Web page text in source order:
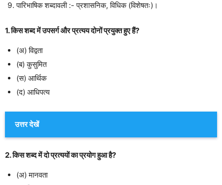
पारिभाषिक शब्दावली :- प्रशासनिक, विधिक (विशेषतः)।
1. किस शब्द में उपसर्ग और प्रत्यय दोनों प्रयुक्त हुए हैं?
(अ) विद्वता
(ब) कुसुमित
(स) आर्थिक
(द) आधिपत्य
उत्तर देखें
2. किस शब्द में दो प्रत्ययों का प्रयोग हुआ है?
(अ) मानवता